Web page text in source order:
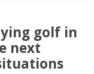
golf in
next